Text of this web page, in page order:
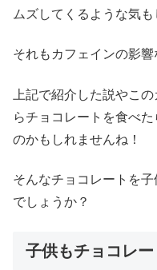
ムズしてくるような気も
それもカフェインの影響
上記で紹介した説やこ
らチョコレートを食べ
のかもしれませんね！
そんなチョコレートを
でしょうか？
子供もチョコレ